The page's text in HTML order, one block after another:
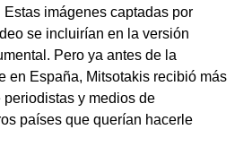
imágenes captadas por
se incluirían en la versión
Pero ya antes de la
en España, Mitsotakis recibió más
y medios de
países que querían hacerle